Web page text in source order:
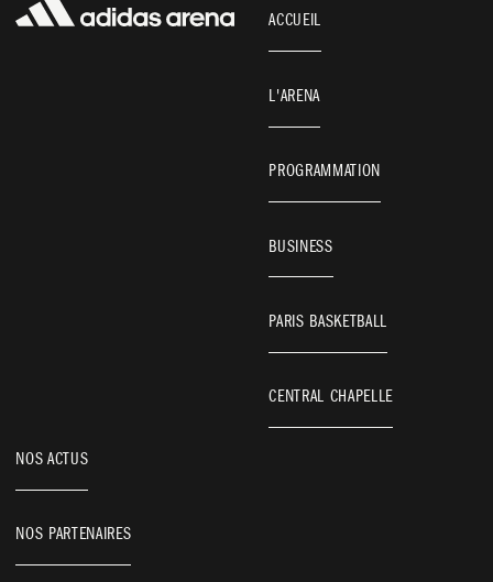
ACCUEIL
L'ARENA
PROGRAMMATION
BUSINESS
PARIS BASKETBALL
CENTRAL CHAPELLE
NOS ACTUS
NOS PARTENAIRES